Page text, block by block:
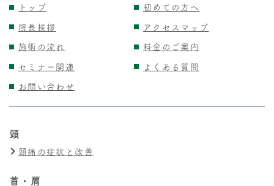
トップ
初めての方へ
院長挨拶
アクセスマップ
施術の流れ
料金のご案内
セミナー関連
よくある質問
お問い合わせ
頭
頭痛の症状と改善
首・肩